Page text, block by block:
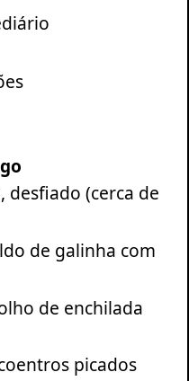
desfiado (cerca de
de galinha com
de enchilada
picados